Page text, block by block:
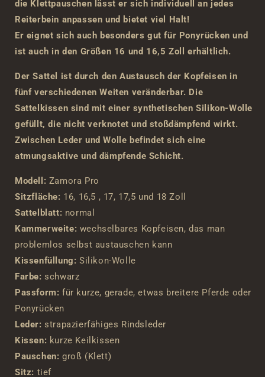
die Klettpauschen lässt er sich individuell an jedes
Reiterbein anpassen und bietet viel Halt!
Er eignet sich auch besonders gut für Ponyrücken und
ist auch in den Größen 16 und 16,5 Zoll erhältlich.
Der Sattel ist durch den Austausch der Kopfeisen in
fünf verschiedenen Weiten veränderbar. Die
Sattelkissen sind mit einer synthetischen Silikon-Wolle
gefüllt, die nicht verknotet und stoßdämpfend wirkt.
Zwischen Leder und Wolle befindet sich eine
atmungsaktive und dämpfende Schicht.
Modell: Zamora Pro
Sitzfläche: 16, 16,5 , 17, 17,5 und 18 Zoll
Sattelblatt: normal
Kammerweite: wechselbares Kopfeisen, das man
problemlos selbst austauschen kann
Kissenfüllung: Silikon-Wolle
Farbe: schwarz
Passform: für kurze, gerade, etwas breitere Pferde oder
Ponyrücken
Leder: strapazierfähiges Rindsleder
Kissen: kurze Keilkissen
Pauschen: groß (Klett)
Sitz: tief